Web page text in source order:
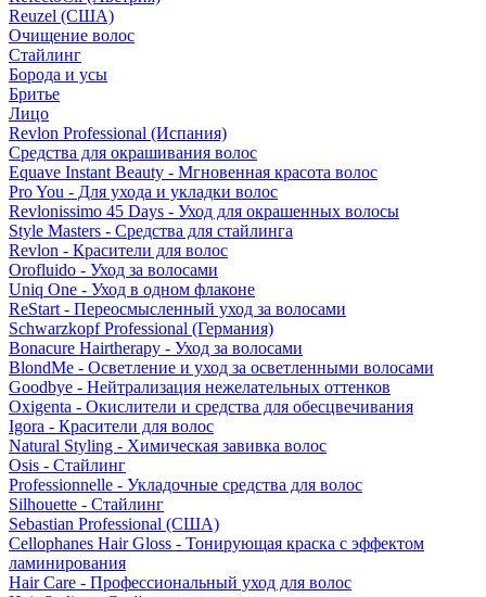
Reuzel (США)
Очищение волос
Стайлинг
Борода и усы
Бритье
Лицо
Revlon Professional (Испания)
Средства для окрашивания волос
Equave Instant Beauty - Мгновенная красота волос
Pro You - Для ухода и укладки волос
Revlonissimo 45 Days - Уход для окрашенных волосы
Style Masters - Средства для стайлинга
Revlon - Красители для волос
Orofluido - Уход за волосами
Uniq One - Уход в одном флаконе
ReStart - Переосмысленный уход за волосами
Schwarzkopf Professional (Германия)
Bonacure Hairtherapy - Уход за волосами
BlondMe - Осветление и уход за осветленными волосами
Goodbye - Нейтрализация нежелательных оттенков
Oxigenta - Окислители и средства для обесцвечивания
Igora - Красители для волос
Natural Styling - Химическая завивка волос
Osis - Стайлинг
Professionnelle - Укладочные средства для волос
Silhouette - Стайлинг
Sebastian Professional (США)
Cellophanes Hair Gloss - Тонирующая краска с эффектом
ламинирования
Hair Care - Профессиональный уход для волос